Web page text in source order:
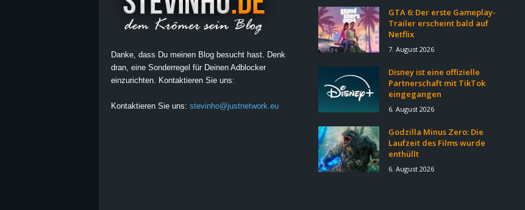
Danke, dass Du meinen Blog besucht hast. Denk
dran, eine Sonderregel für Deinen Adblocker
einzurichten. Kontaktieren Sie uns:
Kontaktieren Sie uns: stevinho@justnetwork.eu
GTA 6: Der erste Gameplay-
Trailer erscheint bald auf
Netflix
7. August 2026
Disney ist eine offizielle
Partnerschaft mit TikTok
eingegangen
6. August 2026
Godzilla Minus Zero: Die
Laufzeit des Films wurde
enthüllt
6. August 2026